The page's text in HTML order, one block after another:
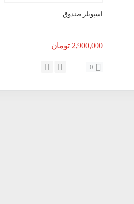
اسپویلر صندوق
2,900,000 تومان
0